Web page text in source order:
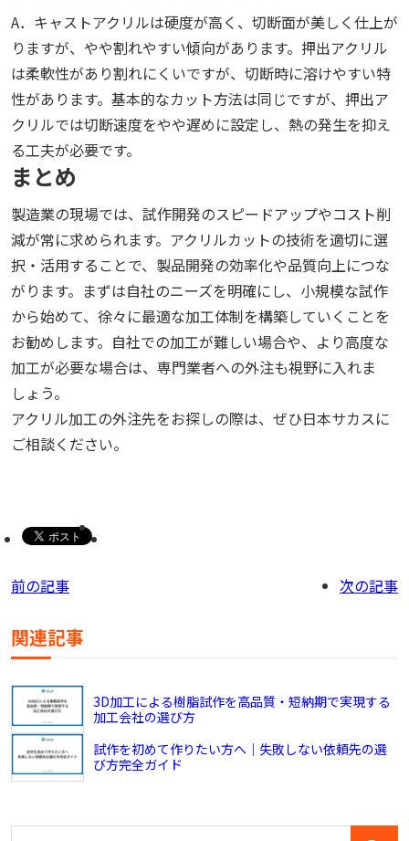
A．キャストアクリルは硬度が高く、切断面が美しく仕上が
りますが、やや割れやすい傾向があります。押出アクリル
は柔軟性があり割れにくいですが、切断時に溶けやすい特
性があります。基本的なカット方法は同じですが、押出ア
クリルでは切断速度をやや遅めに設定し、熱の発生を抑え
る工夫が必要です。
まとめ
製造業の現場では、試作開発のスピードアップやコスト削
減が常に求められます。アクリルカットの技術を適切に選
択・活用することで、製品開発の効率化や品質向上につな
がります。まずは自社のニーズを明確にし、小規模な試作
から始めて、徐々に最適な加工体制を構築していくことを
お勧めします。自社での加工が難しい場合や、より高度な
加工が必要な場合は、専門業者への外注も視野に入れま
しょう。
アクリル加工の外注先をお探しの際は、ぜひ日本サカスに
ご相談ください。
前の記事 次の記事
関連記事
3D加工による樹脂試作を高品質・短納期で実現する
加工会社の選び方
試作を初めて作りたい方へ｜失敗しない依頼先の選
び方完全ガイド